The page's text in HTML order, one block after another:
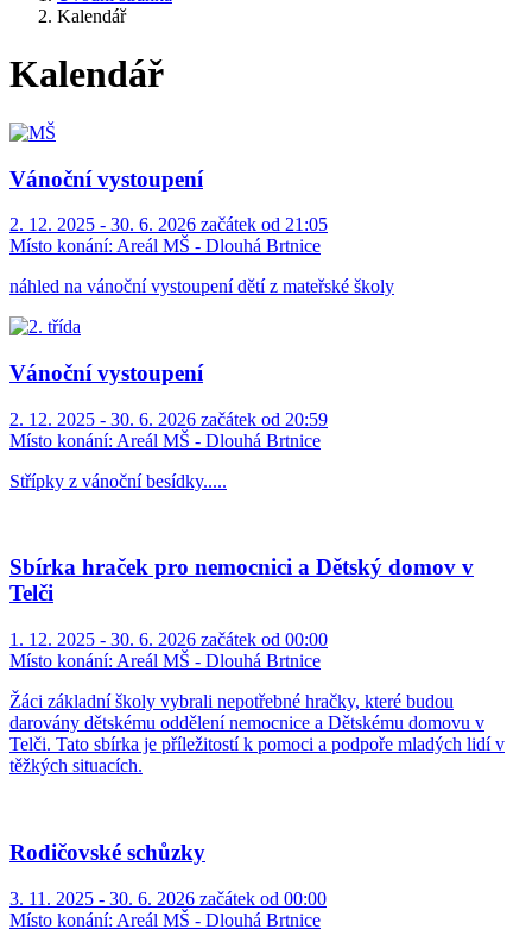
Kalendář
Kalendář
Vánoční vystoupení
2. 12. 2025 - 30. 6. 2026 začátek od 21:05
Místo konání: Areál MŠ - Dlouhá Brtnice
náhled na vánoční vystoupení dětí z mateřské školy
Vánoční vystoupení
2. 12. 2025 - 30. 6. 2026 začátek od 20:59
Místo konání: Areál MŠ - Dlouhá Brtnice
Střípky z vánoční besídky.....
Sbírka hraček pro nemocnici a Dětský domov v
Telči
1. 12. 2025 - 30. 6. 2026 začátek od 00:00
Místo konání: Areál MŠ - Dlouhá Brtnice
Žáci základní školy vybrali nepotřebné hračky, které budou
darovány dětskému oddělení nemocnice a Dětskému domovu v
Telči. Tato sbírka je příležitostí k pomoci a podpoře mladých lidí v
těžkých situacích.
Rodičovské schůzky
3. 11. 2025 - 30. 6. 2026 začátek od 00:00
Místo konání: Areál MŠ - Dlouhá Brtnice